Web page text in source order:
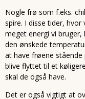
Nogle frø som f.eks.
spire. I disse tider,
meget energi vi
den ønskede
at have frøene
blive flyttet til et
skal de også have.
Det er også vigtigt at